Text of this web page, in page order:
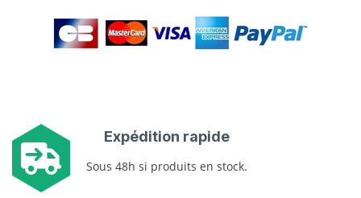
Expédition rapide
Sous 48h si produits en stock.